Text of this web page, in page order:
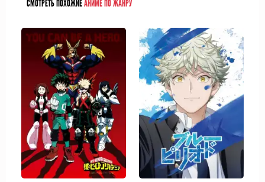
СМОТРЕТЬ ПОХОЖИЕАНИМЕ ПО ЖАНРУ